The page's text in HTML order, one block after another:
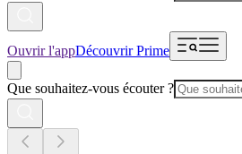
Ouvrir l'appDécouvrir Prime
Que souhaitez-vous écouter ?